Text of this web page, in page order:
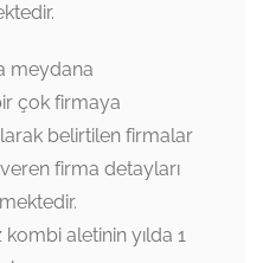
meydana
çok firmaya
belirtilen firmalar
firma detayları
aletinin yılda 1